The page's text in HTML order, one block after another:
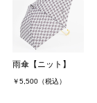
雨傘【ニット】
￥5,500（税込）